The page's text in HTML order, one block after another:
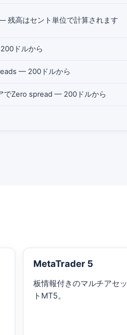
残高はセント単位で計算されます
ドルから
— 200ドルから
でZero spread — 200ドルから
MetaTrader 5
板情報付きのマルチアセッ
トMT5。